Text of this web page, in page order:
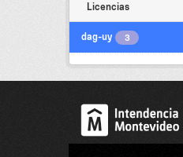
Licencias
dag-uy 3